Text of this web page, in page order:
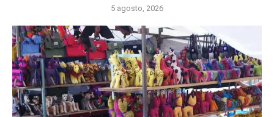
5 agosto, 2026